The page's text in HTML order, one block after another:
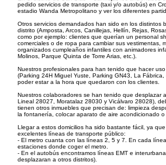
pedido servicios de transporte (taxi y/o autobús) en
estadio Wanda Metropolitano y ver los diferentes
Otros servicios demandados han sido en los distintos
distrito (Amposta, Arcos, Canillejas, Hellín, Rejas,
como por ejemplo: clientes que querían un personal
comerciales o de ropa para cambiar sus vestimentas,
organizados cumpleaños infantiles con animadores
Molinos, Parque Quinta de Torre Arias, etc.).
Nuestros profesionales para han tenido que hacer
(Parking 24H Miguel Yuste, Parking GN43, La
poder estar a la hora que quedaron con los clientes.
Nuestros colaboradores se han tenido que desplazar
Lineal 28027, Moratalaz 28030 y Vicálvaro 28028),
tienen otros inmuebles que precisan de: limpieza
la fontanería, colocar aparato de aire acondicionado o
Llegar a estos domicilios ha sido bastante fácil, ya
excelentes líneas de transporte público:
- El metro cuanta con las líneas 2, 5 y 7. En cada
estaciones donde coger el metro.
- En el autobús encontramos líneas EMT e
desplazaran a otros distritos).